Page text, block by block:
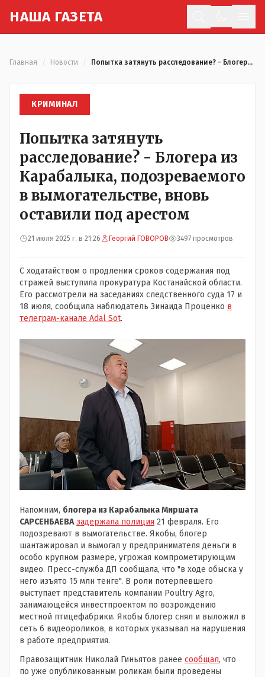
НАША ГАЗЕТА
Главная Новости Попытка затянуть расследование? - Блогера из Карабалыка, подозреваемого в вымогательстве, вновь оставили под арестом
КРИМИНАЛ
Попытка затянуть
расследование? - Блогера из
Карабалыка, подозреваемого
в вымогательстве, вновь
оставили под арестом
21 июля 2025 г. в 21:26 Георгий ГОВОРОВ 3497 просмотров
С ходатайством о продлении сроков содержания под
стражей выступила прокуратура Костанайской области.
Его рассмотрели на заседаниях следственного суда 17 и
18 июля, сообщила наблюдатель Зинаида Проценко в
телеграм-канале Adal Sot.
Напомним, блогера из Карабалыка Миршата
САРСЕНБАЕВА задержала полиция 21 февраля. Его
подозревают в вымогательстве. Якобы, блогер
шантажировал и вымогал у предпринимателя деньги в
особо крупном размере, угрожая компрометирующим
видео. Пресс-служба ДП сообщала, что "в ходе обыска у
него изъято 15 млн тенге". В роли потерпевшего
выступает представитель компании Poultry Agro,
занимающейся инвестпроектом по возрождению
местной птицефабрики. Якобы блогер снял и выложил в
сеть 6 видеороликов, в которых указывал на нарушения
в работе предприятия.
Правозащитник Николай Гиньятов ранее сообщал, что
по уже опубликованным роликам были проведены